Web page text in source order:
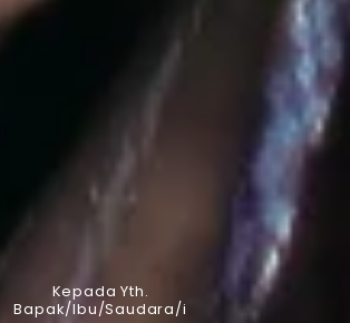
Kepada Yth.
Bapak/Ibu/Saudara/i